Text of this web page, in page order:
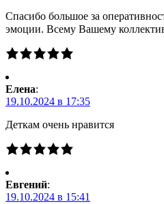
Спасибо большое за
эмоции. Всему Вашему
Елена:
19.10.2024 в 17:35
Деткам очень нравится
Евгений:
19.10.2024 в 15:41